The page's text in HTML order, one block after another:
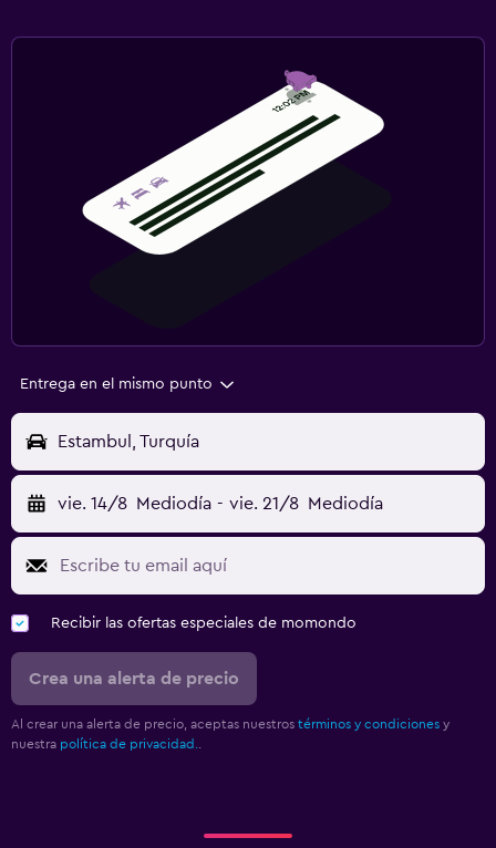
Entrega en el mismo punto
Estambul, Turquía
vie. 14/8 Mediodía - vie. 21/8 Mediodía
Recibir las ofertas especiales de momondo
Crea una alerta de precio
Al crear una alerta de precio, aceptas nuestros términos y condiciones y
nuestra política de privacidad.